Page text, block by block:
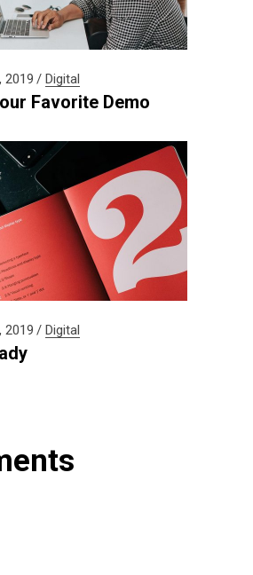
2019 Digital
Favorite Demo
2019 Digital